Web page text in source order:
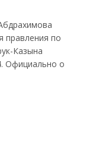
правления по
Казына
Официально о